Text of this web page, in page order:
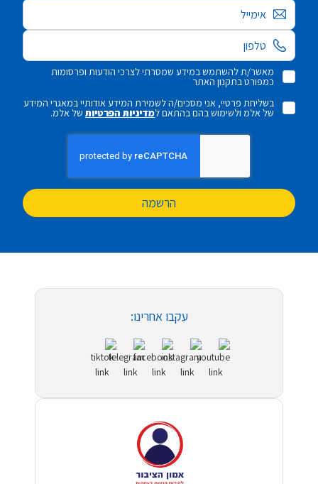
אימייל
מאשר/ת להשתמש במידע שמסרתי לצרכי הודעות ופרסומות
כמפורט בתקנון האתר
בשליחת פרטיי, אני מסכים/ה לשמירת המידע אודותיי במאגרי המידע
של אלמ ולשימוש בהם בהתאם למדיניות הפרטיותשל אלמ.
הרשמה
עקבו אחרינו: